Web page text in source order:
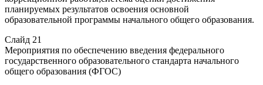
планируемых результатов освоения основной
образовательной программы начального общего образования.
Слайд 21
Мероприятия по обеспечению введения федерального
государственного образовательного стандарта начального
общего образования (ФГОС)